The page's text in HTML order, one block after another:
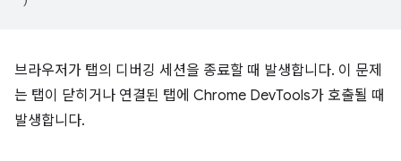
브라우저가 탭의 디버깅 세션을 종료할 때 발생합니다. 이 문제
는 탭이 닫히거나 연결된 탭에 Chrome DevTools가 호출될 때
발생합니다.